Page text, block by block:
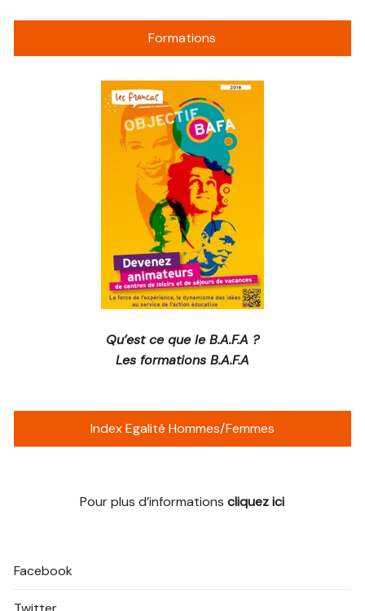
Formations
Qu’est ce que le B.A.F.A ?
Les formations B.A.F.A
Index Egalité Hommes/Femmes
Pour plus d’informationscliquez ici
Facebook